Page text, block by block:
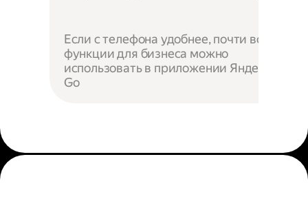
Если с телефона удобнее, почти все
функции для бизнеса можно
использовать в приложении Яндекс
Go